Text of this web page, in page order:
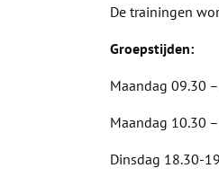
De trainingen
Groepstijden:
Maandag 09.30
Maandag 10.30
Dinsdag 18.30-